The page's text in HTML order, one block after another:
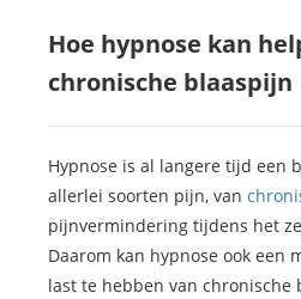
Hoe hypnose kan
chronische blaaspijn
Hypnose is al langere tijd een
allerlei soorten pijn, van
pijnvermindering tijdens het
Daarom kan hypnose ook een
last te hebben van chronische